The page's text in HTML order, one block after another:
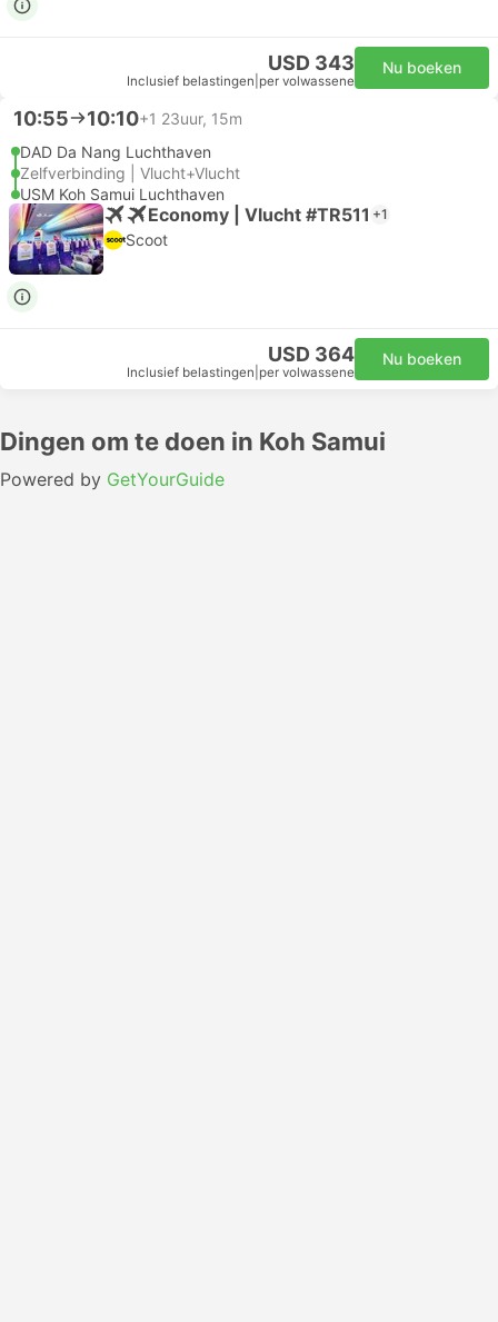
USD 343
Inclusief belastingen per volwassene
Nu boeken
10:55 10:10+1 23uur, 15m
DAD Da Nang Luchthaven
Zelfverbinding | Vlucht+Vlucht
USM Koh Samui Luchthaven
Economy | Vlucht #TR511 +1
Scoot
USD 364
Inclusief belastingen per volwassene
Nu boeken
Dingen om te doen in Koh Samui
Powered by GetYourGuide